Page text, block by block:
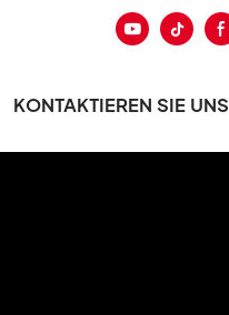
KONTAKTIEREN SIE UNS